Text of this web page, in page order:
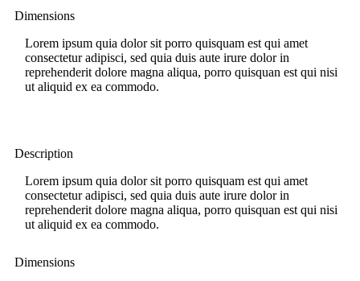
Dimensions
Lorem ipsum quia dolor sit porro quisquam est qui amet
consectetur adipisci, sed quia duis aute irure dolor in
reprehenderit dolore magna aliqua, porro quisquan est qui nisi
ut aliquid ex ea commodo.
Description
Lorem ipsum quia dolor sit porro quisquam est qui amet
consectetur adipisci, sed quia duis aute irure dolor in
reprehenderit dolore magna aliqua, porro quisquan est qui nisi
ut aliquid ex ea commodo.
Dimensions